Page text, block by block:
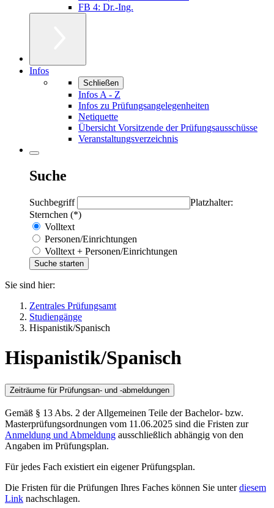
FB 4: Dr.-Ing.
Infos
Schließen
Infos A - Z
Infos zu Prüfungsangelegenheiten
Netiquette
Übersicht Vorsitzende der Prüfungsausschüsse
Veranstaltungsverzeichnis
Suche
Suchbegriff
Platzhalter:
Sternchen (*)
Volltext
Personen/Einrichtungen
Volltext + Personen/Einrichtungen
Sie sind hier:
Zentrales Prüfungsamt
Studiengänge
Hispanistik/Spanisch
Hispanistik/Spanisch
Zeiträume für Prüfungsan- und -abmeldungen
Gemäß § 13 Abs. 2 der Allgemeinen Teile der Bachelor- bzw.
Masterprüfungsordnungen vom 11.06.2025 sind die Fristen zur
Anmeldung und Abmeldung ausschließlich abhängig von den
Angaben im Prüfungsplan.
Für jedes Fach existiert ein eigener Prüfungsplan.
Die Fristen für die Prüfungen Ihres Faches können Sie unterdiesem
Link nachschlagen.